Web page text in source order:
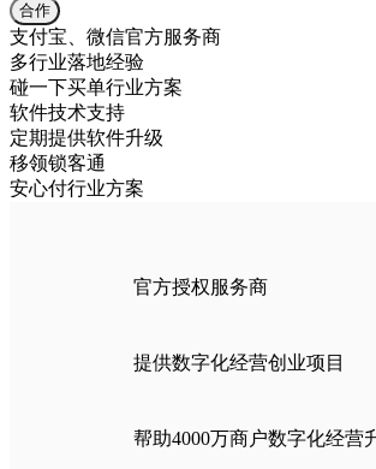
合作
支付宝、微信官方服务商
多行业落地经验
碰一下买单行业方案
软件技术支持
定期提供软件升级
移领锁客通
安心付行业方案
官方授权服务商
提供数字化经营创业项目
帮助4000万商户数字化经营